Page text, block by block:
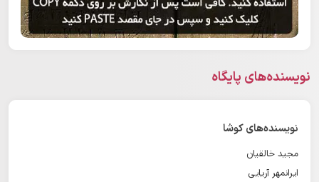
نویسنده‌های پایگاه
نویسنده‌های کوشا
مجید خالقیان
ایرانمهر آریایی